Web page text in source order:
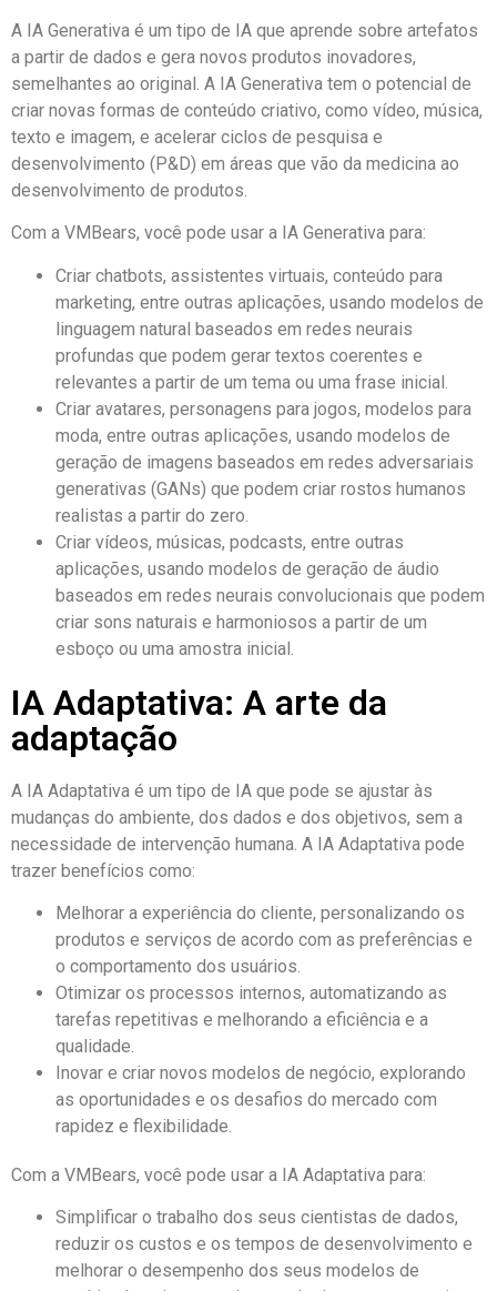
A IA Generativa é um tipo de IA que aprende sobre artefatos
a partir de dados e gera novos produtos inovadores,
semelhantes ao original. A IA Generativa tem o potencial de
criar novas formas de conteúdo criativo, como vídeo, música,
texto e imagem, e acelerar ciclos de pesquisa e
desenvolvimento (P&D) em áreas que vão da medicina ao
desenvolvimento de produtos.
Com a VMBears, você pode usar a IA Generativa para:
Criar chatbots, assistentes virtuais, conteúdo para
marketing, entre outras aplicações, usando modelos de
linguagem natural baseados em redes neurais
profundas que podem gerar textos coerentes e
relevantes a partir de um tema ou uma frase inicial.
Criar avatares, personagens para jogos, modelos para
moda, entre outras aplicações, usando modelos de
geração de imagens baseados em redes adversariais
generativas (GANs) que podem criar rostos humanos
realistas a partir do zero.
Criar vídeos, músicas, podcasts, entre outras
aplicações, usando modelos de geração de áudio
baseados em redes neurais convolucionais que podem
criar sons naturais e harmoniosos a partir de um
esboço ou uma amostra inicial.
IA Adaptativa: A arte da
adaptação
A IA Adaptativa é um tipo de IA que pode se ajustar às
mudanças do ambiente, dos dados e dos objetivos, sem a
necessidade de intervenção humana. A IA Adaptativa pode
trazer benefícios como:
Melhorar a experiência do cliente, personalizando os
produtos e serviços de acordo com as preferências e
o comportamento dos usuários.
Otimizar os processos internos, automatizando as
tarefas repetitivas e melhorando a eficiência e a
qualidade.
Inovar e criar novos modelos de negócio, explorando
as oportunidades e os desafios do mercado com
rapidez e flexibilidade.
Com a VMBears, você pode usar a IA Adaptativa para:
Simplificar o trabalho dos seus cientistas de dados,
reduzir os custos e os tempos de desenvolvimento e
melhorar o desempenho dos seus modelos de